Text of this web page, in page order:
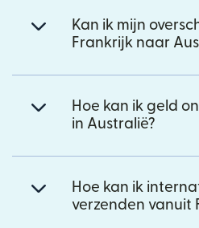
Kan ik mijn
Frankrijk naar
Hoe kan ik geld
in Australië?
Hoe kan ik
verzenden vanuit